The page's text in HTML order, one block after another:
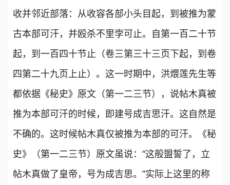
收并邻近部落：从收容各部小头目起，到被推为蒙
古本部可汗，并殴杀不里孛可止。自第一百二十节
起，到一百四十节止（卷三第三十三页下起，到卷
四第二十九页上止）。这一时期中，洪煨莲先生等
都依据《秘史》原文（第一二三节），说帖木真被
推为本部可汗的时候，即建号成吉思汗。这自然是
不确的。这时候帖木真仅被推为本部的可汗。《秘
史》（第一二三节）原文虽说：“这般盟誓了，立
帖木真做了皇帝，号为成吉思。”实际上这里的称